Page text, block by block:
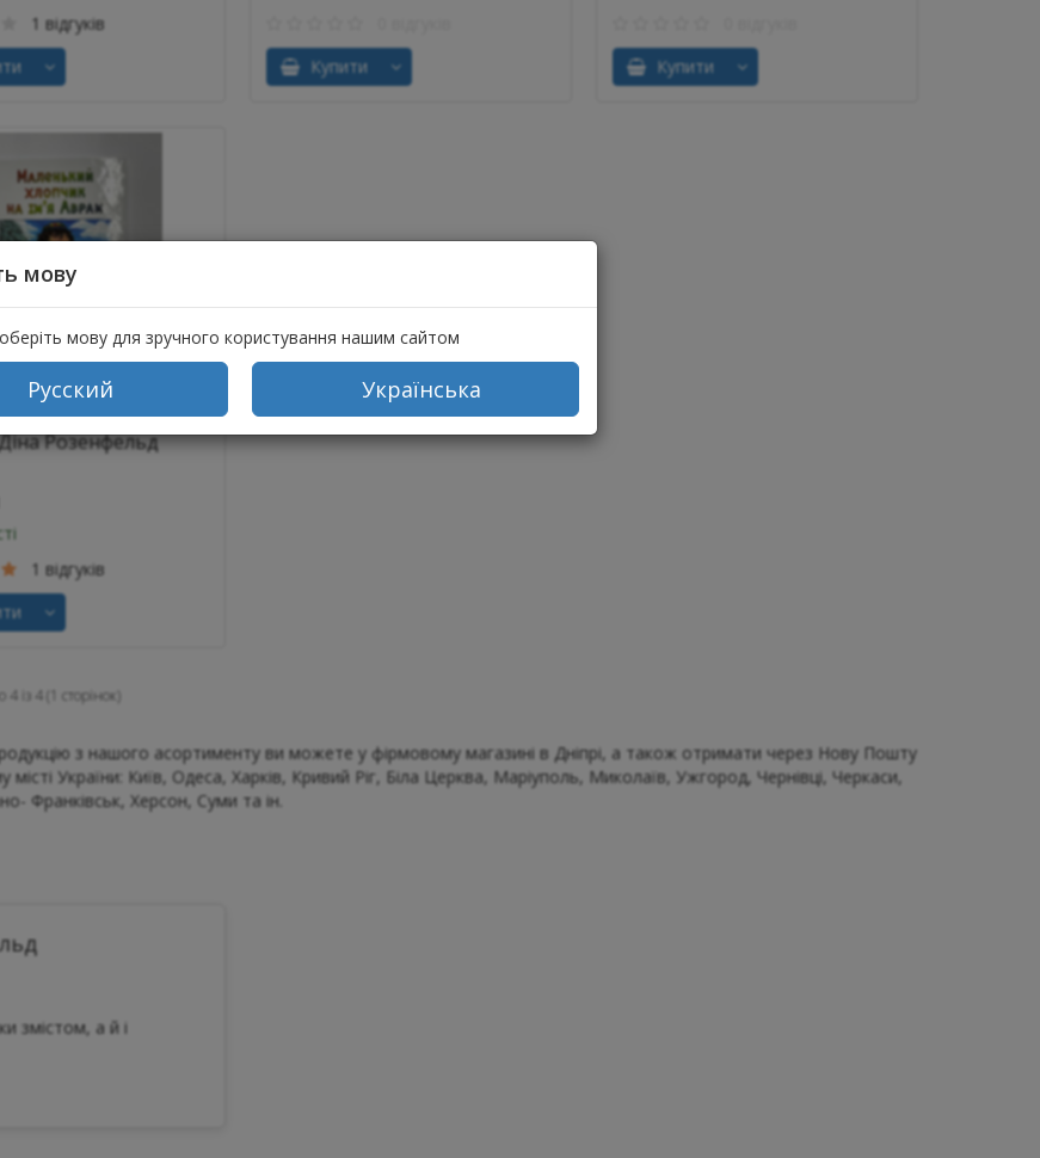
мову
мову для зручного користування нашим сайтом
Русский Українська
1 відгуків
Купити
Купити
хлопчик на ім'я
Розенфельд
1 відгуків
4 із 4 (1 сторінок)
з нашого асортименту ви можете у фірмовому магазині в Дніпрі, а також отримати через Нову Пошту
місті України: Київ, Одеса, Харків, Кривий Ріг, Біла Церква, Маріуполь, Миколаїв, Ужгород, Чернівці, Черкаси,
Франківськ, Херсон, Суми та ін.
змістом, а й і